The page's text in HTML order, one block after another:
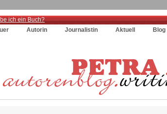
ich ein Buch?
Autorin Journalistin Aktuell Blog